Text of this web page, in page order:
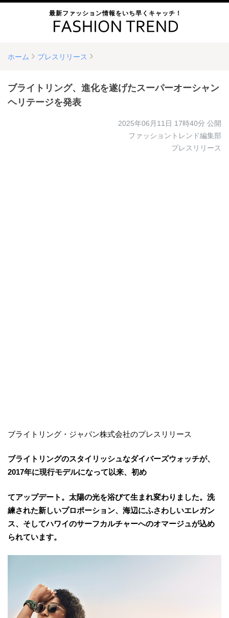
最新ファッション情報をいち早くキャッチ！
ホーム プレスリリース
ブライトリング、進化を遂げたスーパーオーシャン
ヘリテージを発表
2025年06月11日 17時40分 公開
ファッショントレンド編集部
プレスリリース
ブライトリング・ジャパン株式会社のプレスリリース
ブライトリングのスタイリッシュなダイバーズウォッチが、
2017年に現行モデルになって以来、初め
てアップデート。太陽の光を浴びて生まれ変わりました。洗
練された新しいプロポーション、海辺にふさわしいエレガン
ス、そしてハワイのサーフカルチャーへのオマージュが込め
られています。